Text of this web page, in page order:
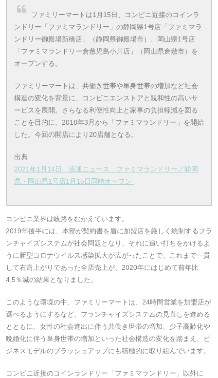
ファミリーマートは1月15日、コンビニ近接のコインラ
ンドリー「ファミマランドリー」の静岡県1号店「ファミマラ
ンドリー御殿場新橋店」（静岡県御殿場市）、岡山県1号店
「ファミマランドリー倉敷児島小川店」（岡山県倉敷市）を
オープンする。
ファミリーマートは、共働き世帯や単身世帯の増加など社会
構造の変化を背景に、コンビニエンストアと親和性の高いサ
ービスを展開。さらなる利便性向上と家事の負担軽減を図る
ことを目的に、2018年3月から「ファミマランドリー」を開始
した。今回の開店により20店舗となる。
出典
2021年1月14日 流通ニュース ファミマランドリー／静岡
県・岡山県1号店1月15日同時オープン
コンビニ業界は岐路をむかえています。
2019年後半には、本部が契約書を盾に加盟店を厳しく統制するフラ
ンチャイズシステムが社会問題となり、それに追い打ちをかけるよ
うに新型コロナウイルス感染拡大が広がったことで、これまで一貫
して右肩上がりであった全店売上が、2020年にはじめて前年比
4.5％減の結果となりました。
このような環境の中、ファミリーマートは、24時間営業を加盟店が
選べるようにするなど、フランチャイズシステムの見直しを進める
とともに、女性の社会進出に伴う共働き世帯の増加、少子高齢化や
晩婚化に伴う単身世帯の増加といった社会構造の変化を踏まえ、ビ
ジネスモデルのブラッシュアップにも積極的に取り組んでいます。
コンビニ近接のコインランドリー「ファミマランドリー」以外に